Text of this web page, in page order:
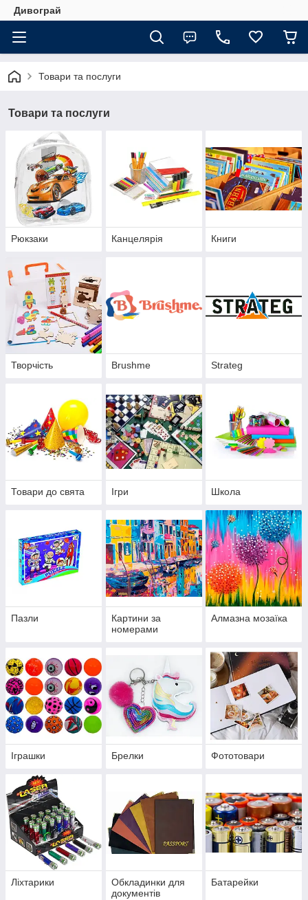
Дивограй
Товари та послуги
Товари та послуги
Рюкзаки Канцелярія Книги
Творчість Brushme Strateg
Товари до свята Ігри Школа
Пазли
Картини за
номерами
Алмазна мозаїка
Іграшки Брелки Фототовари
Ліхтарики
Обкладинки для
документів
Батарейки